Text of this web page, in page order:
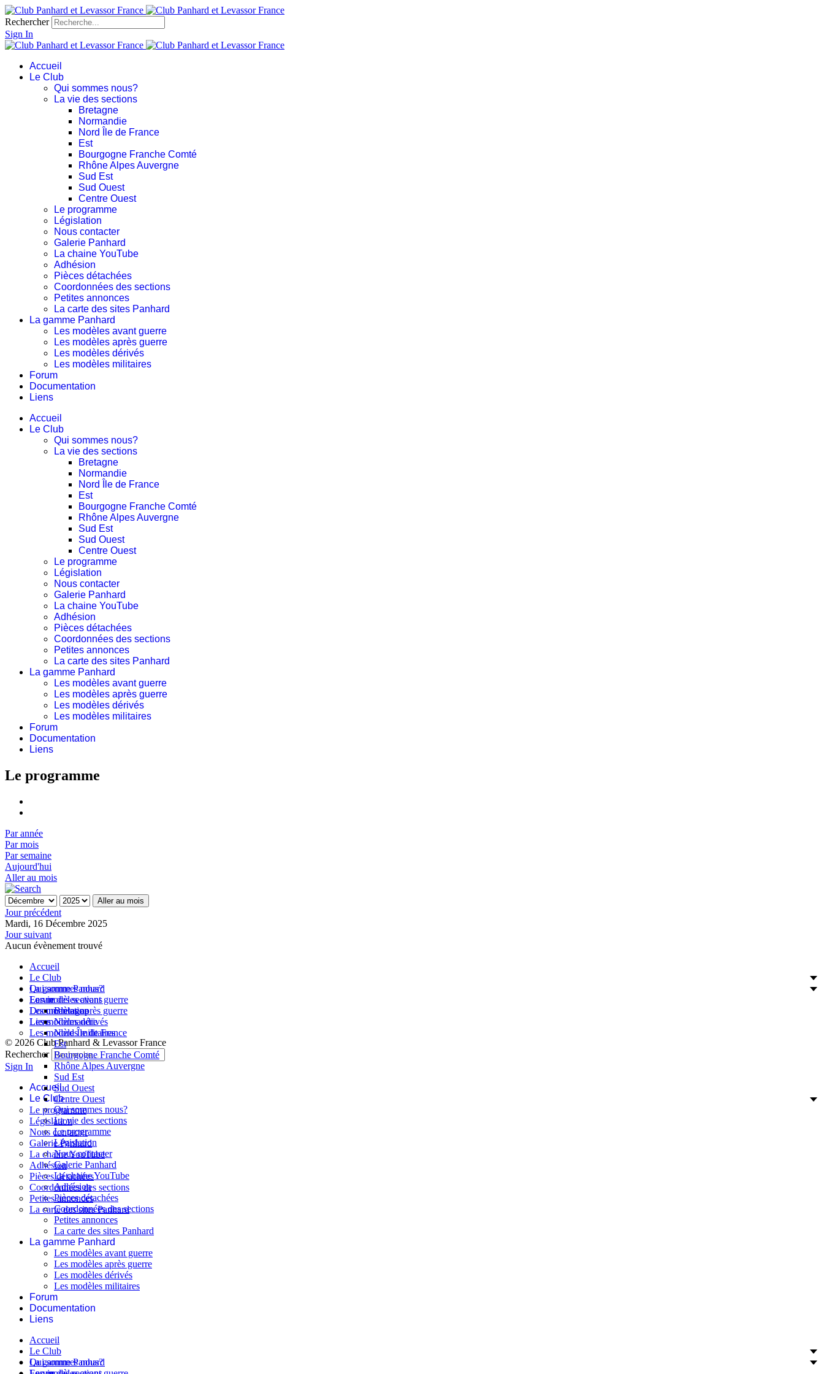
Rechercher
Sign In
Accueil
Le Club
Qui sommes nous?
La vie des sections
Bretagne
Normandie
Nord Île de France
Est
Bourgogne Franche Comté
Rhône Alpes Auvergne
Sud Est
Sud Ouest
Centre Ouest
Le programme
Législation
Nous contacter
Galerie Panhard
La chaine YouTube
Adhésion
Pièces détachées
Coordonnées des sections
Petites annonces
La carte des sites Panhard
La gamme Panhard
Les modèles avant guerre
Les modèles après guerre
Les modèles dérivés
Les modèles militaires
Forum
Documentation
Liens
Accueil
Le Club
Qui sommes nous?
La vie des sections
Bretagne
Normandie
Nord Île de France
Est
Bourgogne Franche Comté
Rhône Alpes Auvergne
Sud Est
Sud Ouest
Centre Ouest
Le programme
Législation
Nous contacter
Galerie Panhard
La chaine YouTube
Adhésion
Pièces détachées
Coordonnées des sections
Petites annonces
La carte des sites Panhard
La gamme Panhard
Les modèles avant guerre
Les modèles après guerre
Les modèles dérivés
Les modèles militaires
Forum
Documentation
Liens
Le programme
Par année
Par mois
Par semaine
Aujourd'hui
Aller au mois
Aller au mois
Jour précédent
Mardi, 16 Décembre 2025
Jour suivant
Aucun évènement trouvé
Accueil
Le Club
Qui sommes nous?
La vie des sections
Bretagne
Normandie
Nord Île de France
Est
Bourgogne Franche Comté
Rhône Alpes Auvergne
Sud Est
Sud Ouest
Centre Ouest
Le programme
Législation
Nous contacter
Galerie Panhard
La chaine YouTube
Adhésion
Pièces détachées
Coordonnées des sections
Petites annonces
La carte des sites Panhard
La gamme Panhard
Les modèles avant guerre
Les modèles après guerre
Les modèles dérivés
Les modèles militaires
Forum
Documentation
Liens
© 2026 Club Panhard & Levassor France
Rechercher
Sign In
Accueil
Le Club
Qui sommes nous?
La vie des sections
Le programme
Législation
Nous contacter
Galerie Panhard
La chaine YouTube
Adhésion
Pièces détachées
Coordonnées des sections
Petites annonces
La carte des sites Panhard
La gamme Panhard
Les modèles avant guerre
Les modèles après guerre
Les modèles dérivés
Les modèles militaires
Forum
Documentation
Liens
Accueil
Le Club
Qui sommes nous?
La gamme Panhard